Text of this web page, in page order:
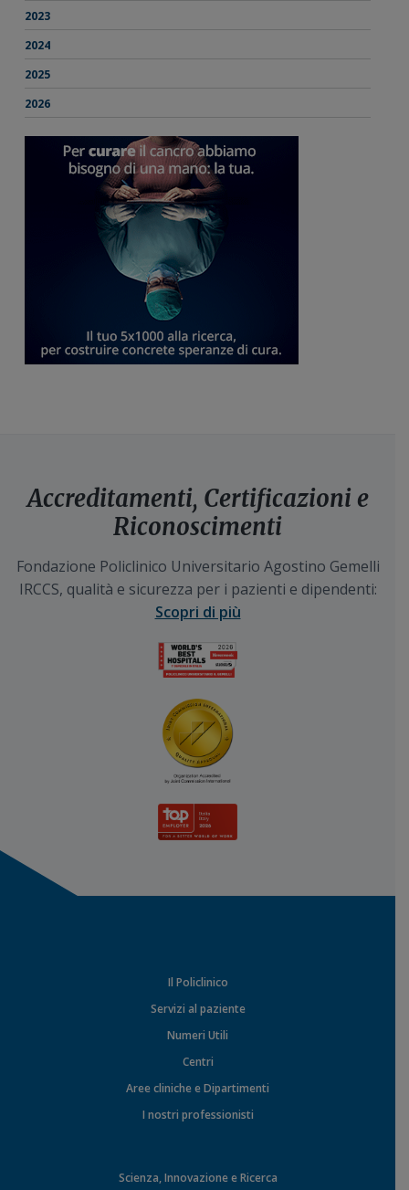
2023
2024
2025
2026
Accreditamenti, Certificazioni e
Riconoscimenti
Fondazione Policlinico Universitario Agostino Gemelli
IRCCS, qualità e sicurezza per i pazienti e dipendenti:
Scopri di più
Il Policlinico
Servizi al paziente
Numeri Utili
Centri
Aree cliniche e Dipartimenti
I nostri professionisti
Scienza, Innovazione e Ricerca